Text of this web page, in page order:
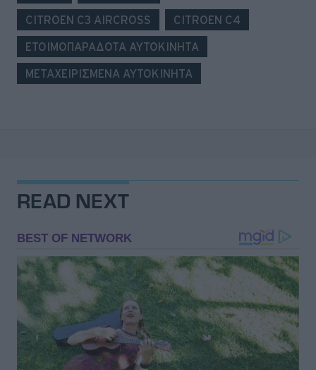
CITROEN C3 AIRCROSS CITROEN C4
ΕΤΟΙΜΟΠΑΡΑΔΟΤΑ ΑΥΤΟΚΙΝΗΤΑ
ΜΕΤΑΧΕΙΡΙΣΜΕΝΑ ΑΥΤΟΚΙΝΗΤΑ
READ NEXT